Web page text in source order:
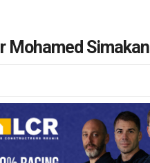
Mohamed Simakan